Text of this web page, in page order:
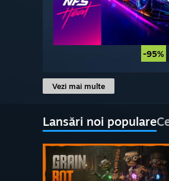
-95%
Vezi mai multe
Lansări noi populare